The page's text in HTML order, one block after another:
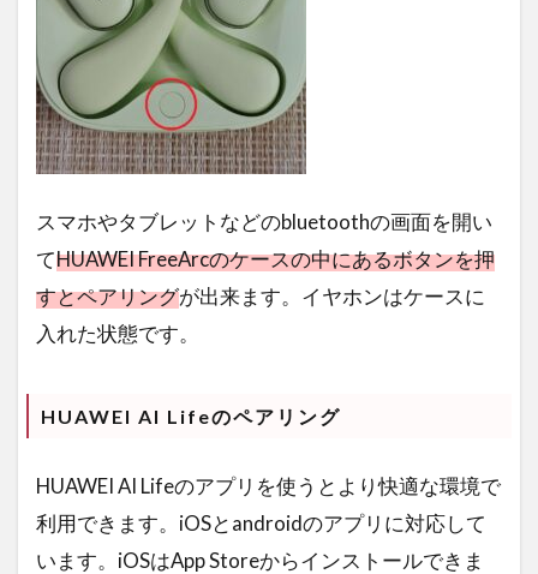
スマホやタブレットなどのbluetoothの画面を開い
てHUAWEI FreeArcのケースの中にあるボタンを押
すとペアリングが出来ます。イヤホンはケースに
入れた状態です。
HUAWEI AI Lifeのペアリング
HUAWEI AI Lifeのアプリを使うとより快適な環境で
利用できます。iOSとandroidのアプリに対応して
います。iOSはApp Storeからインストールできま